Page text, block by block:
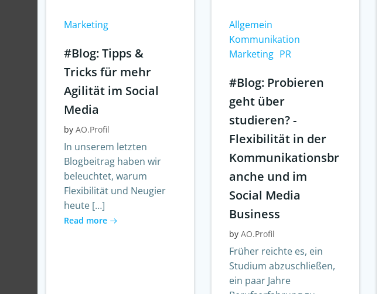
Marketing
#Blog: Tipps &
Tricks für mehr
Agilität im Social
Media
by AO.Profil
In unserem letzten
Blogbeitrag haben wir
beleuchtet, warum
Flexibilität und Neugier
heute […]
Read more
Allgemein
Kommunikation
Marketing PR
#Blog: Probieren
geht über
studieren? -
Flexibilität in der
Kommunikationsbr
anche und im
Social Media
Business
by AO.Profil
Früher reichte es, ein
Studium abzuschließen,
ein paar Jahre